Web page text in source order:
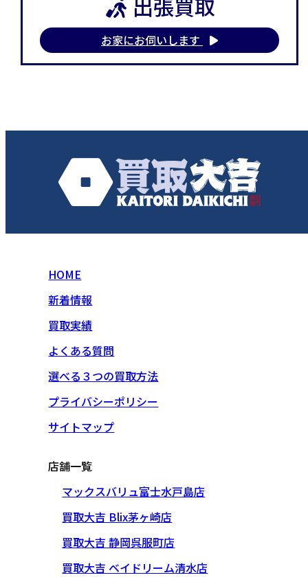
出張買取
お家にお伺いします
HOME
新着情報
買取実績
よくある質問
選べる３つの買取方法
プライバシーポリシー
サイトマップ
店舗一覧
マックスバリュ富士水戸島店
買取大吉 Blix茅ヶ崎店
買取大吉 静岡呉服町店
買取大吉 ベイドリーム清水店